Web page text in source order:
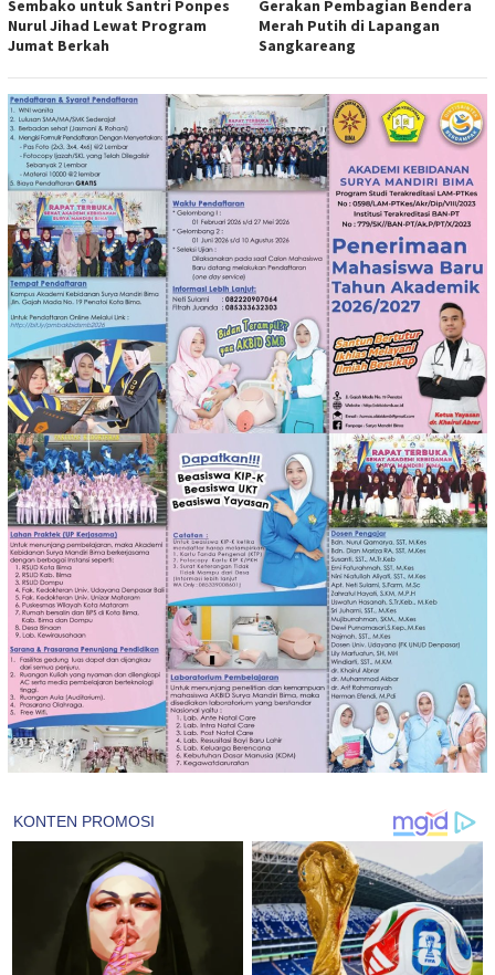
Sembako untuk Santri Ponpes
Nurul Jihad Lewat Program
Jumat Berkah
Gerakan Pembagian Bendera
Merah Putih di Lapangan
Sangkareang